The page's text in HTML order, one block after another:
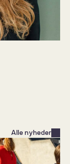
Alle nyheder